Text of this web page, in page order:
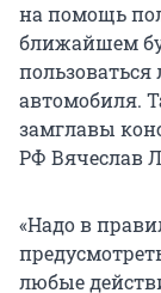
на помощь
ближайшем
автомобиля.
замглавы
РФ Вячеслав
«Надо в
любые